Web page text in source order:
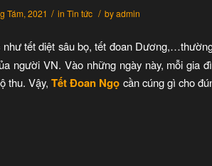
Tám, 2021 / in Tin tức / byadmin
tết diệt sâu bọ, tết đoan
người VN. Vào những ngày này, mỗi gia
thu. Vậy,Tết Đoan Ngọ cần cúng gì cho